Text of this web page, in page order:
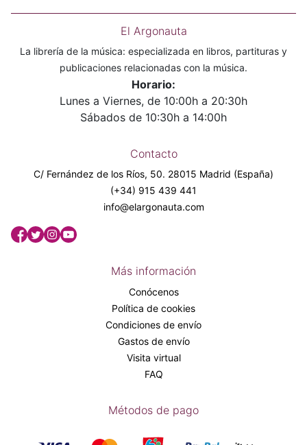
El Argonauta
La librería de la música: especializada en libros, partituras y
publicaciones relacionadas con la música.
Horario:
Lunes a Viernes, de 10:00h a 20:30h
Sábados de 10:30h a 14:00h
Contacto
C/ Fernández de los Ríos, 50. 28015 Madrid (España)
(+34) 915 439 441
info@elargonauta.com
Más información
Conócenos
Política de cookies
Condiciones de envío
Gastos de envío
Visita virtual
FAQ
Métodos de pago